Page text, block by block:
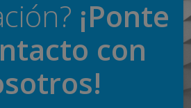
¡Ponte
con